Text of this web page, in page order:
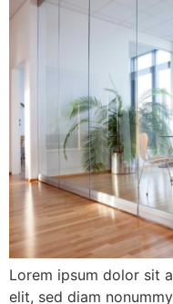
Lorem ipsum dolor sit
elit, sed diam